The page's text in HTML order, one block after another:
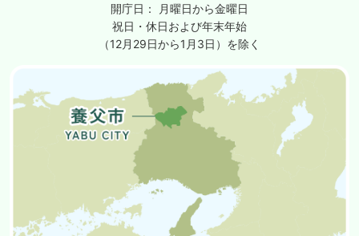
開庁日：
月曜日から金曜日
祝日・休日および年末年始
（12月29日から1月3日）を除く